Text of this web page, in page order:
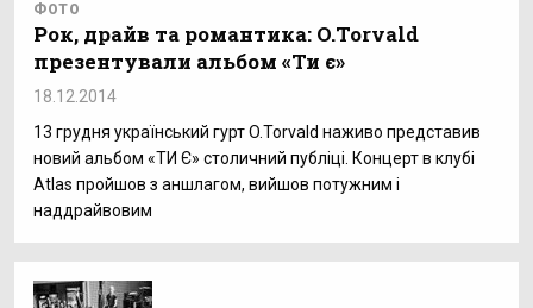
ФОТО
Рок, драйв та романтика: O.Torvald
презентували альбом «Ти є»
18.12.2014
13 грудня український гурт O.Torvald наживо представив
новий альбом «ТИ Є» столичний публіці. Концерт в клубі
Atlas пройшов з аншлагом, вийшов потужним і
наддрайвовим